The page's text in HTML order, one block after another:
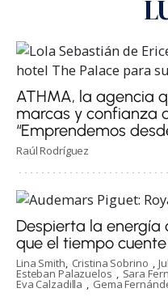
ATHMA, la agencia
marcas y confianza
“Emprendemos
Raúl Rodríguez
Despierta la energía
que el tiempo cuente
Lina Smith Cristina Sobrino
Esteban Palazuelos Sara
Eva Calzadilla Gema